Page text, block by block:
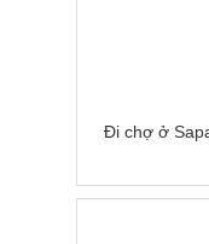
Đi chợ ở